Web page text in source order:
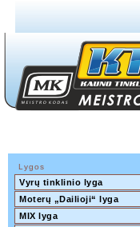
Lygos
Vyrų tinklinio lyga
Moterų „Dailioji“ lyga
MIX lyga